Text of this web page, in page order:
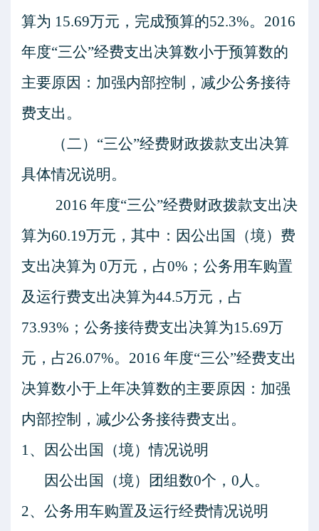
算为 15.69万元，完成预算的52.3%。 2016
年度“三公”经费支出决算数小于预算数的
主要原因：加强内部控制，减少公务接待
费支出。
（二） “三公”经费财政拨款支出决算
具体情况说明。
2016 年度“三公”经费财政拨款支出决
算为60.19万元，其中：因公出国（境）费
支出决算为 0万元，占0% ；公务用车购置
及运行费支出决算为44.5万元，占
73.93% ；公务接待费支出决算为15.69万
元，占26.07%。 2016 年度“三公”经费支出
决算数小于上年决算数的主要原因：加强
内部控制，减少公务接待费支出。
1、因公出国（境）情况说明
因公出国（境）团组数0个， 0人。
2、公务用车购置及运行经费情况说明